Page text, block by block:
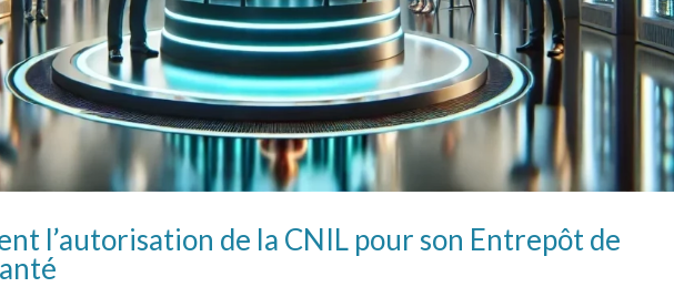
l’autorisation de la CNIL pour son Entrepôt de